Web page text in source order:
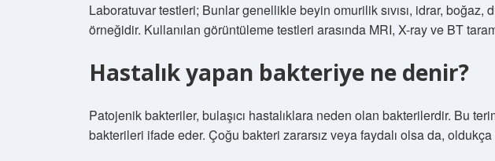
Laboratuvar testleri; Bunlar genellikle beyin omurilik sıvısı, idrar, boğaz,
örneğidir. Kullanılan görüntüleme testleri arasında MRI, X-ray ve BT
Hastalık yapan bakteriye ne denir?
Patojenik bakteriler, bulaşıcı hastalıklara neden olan bakterilerdir. Bu
bakterileri ifade eder. Çoğu bakteri zararsız veya faydalı olsa da,